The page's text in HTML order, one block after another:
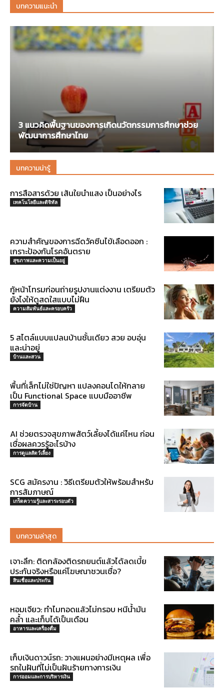
บทความแนะนำ
3 แนวคิดพื้นฐานของการเกิดนวัตกรรมการศึกษาช่วย
พัฒนาการศึกษาไทย
บทความน่ารู้
การสือสารด้วย เส้นใยนำแสง เป็นอย่างไร
เทคโนโลยีและดิจิทัล
ความสำคัญของการฉีดวัคซีนไข้เลือดออก :
เกราะป้องกันโรคอันตราย
สุขภาพและความเป็นอยู่
กู้หน้าโทรมก่อนถ่ายรูปงานแต่งงาน เตรียมตัว
ยังไงให้ดูสดใสแบบไม่ฝืน
ความสัมพันธ์และครอบครัว
5 สไตล์แบบแปลนบ้านชั้นเดียว สวย อบอุ่น
และน่าอยู่
บ้านและสวน
พื้นที่เล็กไม่ใช่ปัญหา แปลงคอนโดให้กลาย
เป็น Functional Space แบบมืออาชีพ
การจัดบ้าน
AI ช่วยตรวจสุขภาพสัตว์เลี้ยงได้แค่ไหน ก่อน
เชื่อผลควรรู้อะไรบ้าง
การดูแลสัตว์เลี้ยง
SCG สมัครงาน : วิธีเตรียมตัวให้พร้อมสำหรับ
การสัมภาษณ์
เกร็ดความรู้และสาระรอบตัว
บทความล่าสุด
เจาะลึก: ติดกล้องติดรถยนต์แล้วได้ลดเบี้ย
ประกันจริงหรือแค่โฆษณาชวนเชื่อ?
สินเชื่อและประกัน
หอมเจียว: ทำไมทอดแล้วไม่กรอบ หนีน้ำมัน
คล้ำ และเก็บได้เป็นเดือน
อาหารและเครื่องดื่ม
เก็บเงินดาวน์รถ: วางแผนอย่างมีเหตุผล เพื่อ
รถในฝันที่ไม่เป็นฝันร้ายทางการเงิน
การออมและการบริหารเงิน